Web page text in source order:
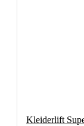
Kleiderlift